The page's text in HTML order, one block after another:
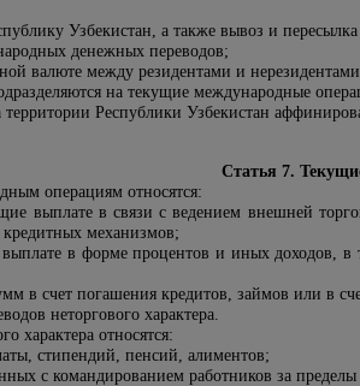
Узбекистан, а также вывоз и
денежных переводов;
валюте между резидентами и
на текущие международные
Республики Узбекистан
Статья 7.
операциям относятся:
выплате в связи с ведением внешней
кредитных механизмов;
в форме процентов и иных доходов, в
в счет погашения кредитов, займов или в
неторгового характера.
характера относятся:
стипендий, пенсий, алиментов;
с командированием работников за